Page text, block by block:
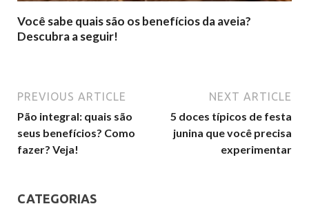
Você sabe quais são os benefícios da aveia?
Descubra a seguir!
PREVIOUS ARTICLE
Pão integral: quais são
seus benefícios? Como
fazer? Veja!
NEXT ARTICLE
5 doces típicos de festa
junina que você precisa
experimentar
CATEGORIAS